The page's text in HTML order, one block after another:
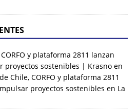
y plataforma 2811 lanzan
proyectos sostenibles | Krasno en
Chile, CORFO y plataforma 2811
proyectos sostenibles en La